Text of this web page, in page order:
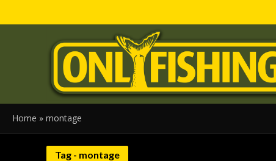
Home » montage
Tag - montage